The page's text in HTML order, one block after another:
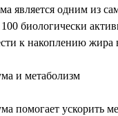
является одним из
100 биологически
к накоплению жира
и метаболизм
помогает ускорить